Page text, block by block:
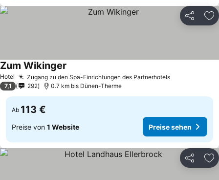
Teilen
Hotel Zugang zu den Spa-Einrichtungen des PartnerhotelsPreise sehen
Zum Wikinger
7,1 292 0.7 km bis Dünen-Therme
Ab 113 €
Preise von 1 Website Preise sehen
Teilen